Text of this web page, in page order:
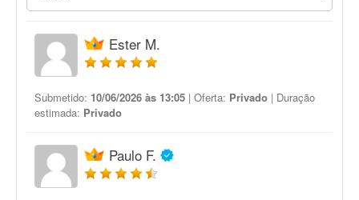
Ester M.
Submetido: 10/06/2026 às 13:05 | Oferta: Privado | Duração
estimada: Privado
Paulo F.